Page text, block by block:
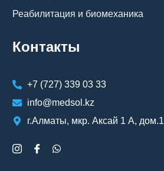
Реабилитация и биомеханика
Контакты
+7 (727) 339 03 33
info@medsol.kz
г.Алматы, мкр. Аксай 1 А, дом.1